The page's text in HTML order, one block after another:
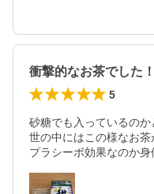
衝撃的なお茶でした！
5
砂糖でも入っているの
世の中にはこの様なお茶
プラシーボ効果なのか身